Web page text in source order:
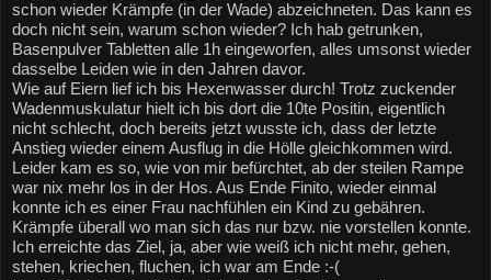
schon wieder Krämpfe (in der Wade) abzeichneten. Das kann es
doch nicht sein, warum schon wieder? Ich hab getrunken,
Basenpulver Tabletten alle 1h eingeworfen, alles umsonst wieder
dasselbe Leiden wie in den Jahren davor.
Wie auf Eiern lief ich bis Hexenwasser durch! Trotz zuckender
Wadenmuskulatur hielt ich bis dort die 10te Positin, eigentlich
nicht schlecht, doch bereits jetzt wusste ich, dass der letzte
Anstieg wieder einem Ausflug in die Hölle gleichkommen wird.
Leider kam es so, wie von mir befürchtet, ab der steilen Rampe
war nix mehr los in der Hos. Aus Ende Finito, wieder einmal
konnte ich es einer Frau nachfühlen ein Kind zu gebähren.
Krämpfe überall wo man sich das nur bzw. nie vorstellen konnte.
Ich erreichte das Ziel, ja, aber wie weiß ich nicht mehr, gehen,
stehen, kriechen, fluchen, ich war am Ende :-(